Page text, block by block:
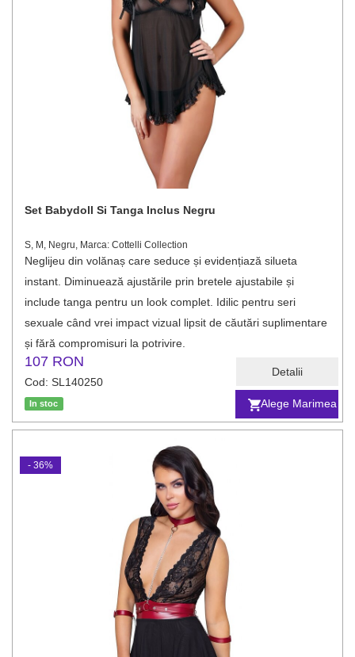
Alege Marimea
Detalii
Set Babydoll Si Tanga Inclus Negru
S, M, Negru, Marca: Cottelli Collection
Neglijeu din volănaș care seduce și evidențiază silueta
instant. Diminuează ajustările prin bretele ajustabile și
include tanga pentru un look complet. Idilic pentru seri
sexuale când vrei impact vizual lipsit de căutări suplimentare
și fără compromisuri la potrivire.
107 RON
Cod: SL140250
In stoc
- 36%